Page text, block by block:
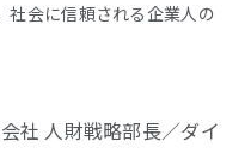
社会に信頼される企業人の
社 人財戦略部長／ダイ